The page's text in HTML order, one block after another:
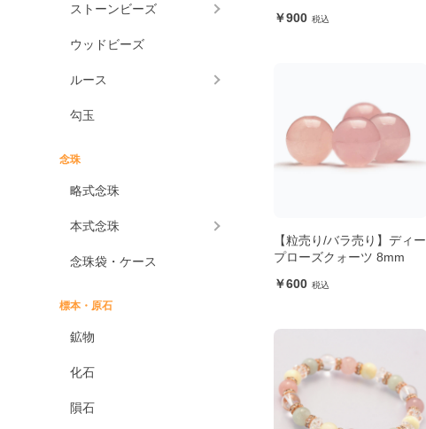
ストーンビーズ
ウッドビーズ
ルース
勾玉
念珠
略式念珠
本式念珠
念珠袋・ケース
標本・原石
鉱物
化石
隕石
900
【粒売り/バラ売り】ディー
プローズクォーツ 8mm
600